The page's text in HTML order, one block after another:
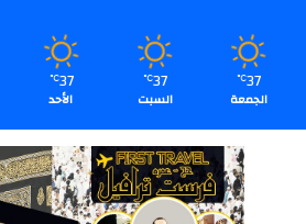
37
℃
الجمعة
37
℃
السبت
37
℃
الأحد